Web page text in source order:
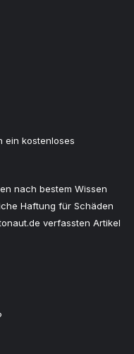
ein kostenloses
nach bestem Wissen
Haftung für Schäden
verfassten Artikel